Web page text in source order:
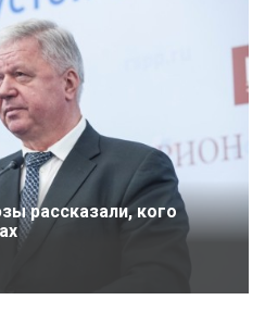
рассказали, кого